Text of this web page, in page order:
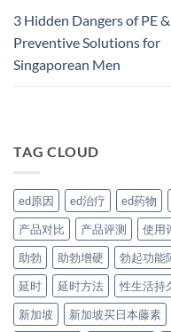
3 Hidden Dangers of PE &
Preventive Solutions for
Singaporean Men​
TAG CLOUD
ed原因 ed治疗 ed药物
产品对比
产品评测 使用
助勃
助勃增硬 勃起功能
延时
延时方法 性生活持
新加坡
新加坡买日本藤素